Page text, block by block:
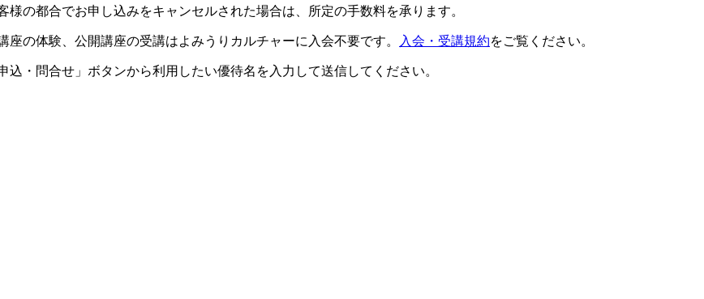
の都合でお申し込みをキャンセルされた場合は、所定の手数料を承ります。
の体験、公開講座の受講はよみうりカルチャーに入会不要です。 入会・受講規約をご覧ください。
・問合せ」ボタンから利用したい優待名を入力して送信してください。